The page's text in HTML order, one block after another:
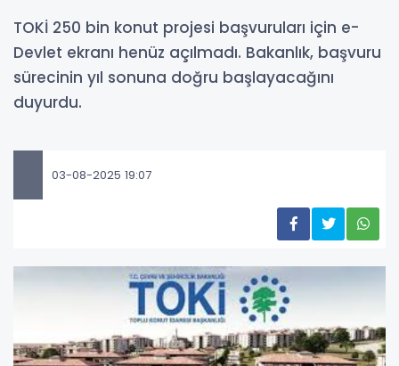
TOKİ 250 bin konut projesi başvuruları için e-
Devlet ekranı henüz açılmadı. Bakanlık, başvuru
sürecinin yıl sonuna doğru başlayacağını
duyurdu.
03-08-2025 19:07